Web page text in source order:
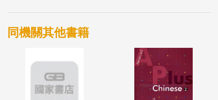
同機關其他書籍